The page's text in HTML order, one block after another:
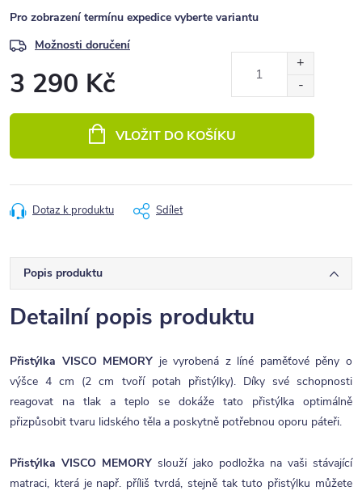
Pro zobrazení termínu expedice vyberte variantu
Možnosti doručení
3 290 Kč
VLOŽIT DO KOŠÍKU
Dotaz k produktu Sdílet
Popis produktu
Detailní popis produktu
Přistýlka VISCO MEMORY je vyrobená z líné paměťové pěny o
výšce 4 cm (2 cm tvoří potah přistýlky). Díky své schopnosti
reagovat na tlak a teplo se dokáže tato přistýlka optimálně
přizpůsobit tvaru lidského těla a poskytně potřebnou oporu páteři.
Přistýlka VISCO MEMORY slouží jako podložka na vaši stávající
matraci, která je např. příliš tvrdá, stejně tak tuto přistýlku můžete